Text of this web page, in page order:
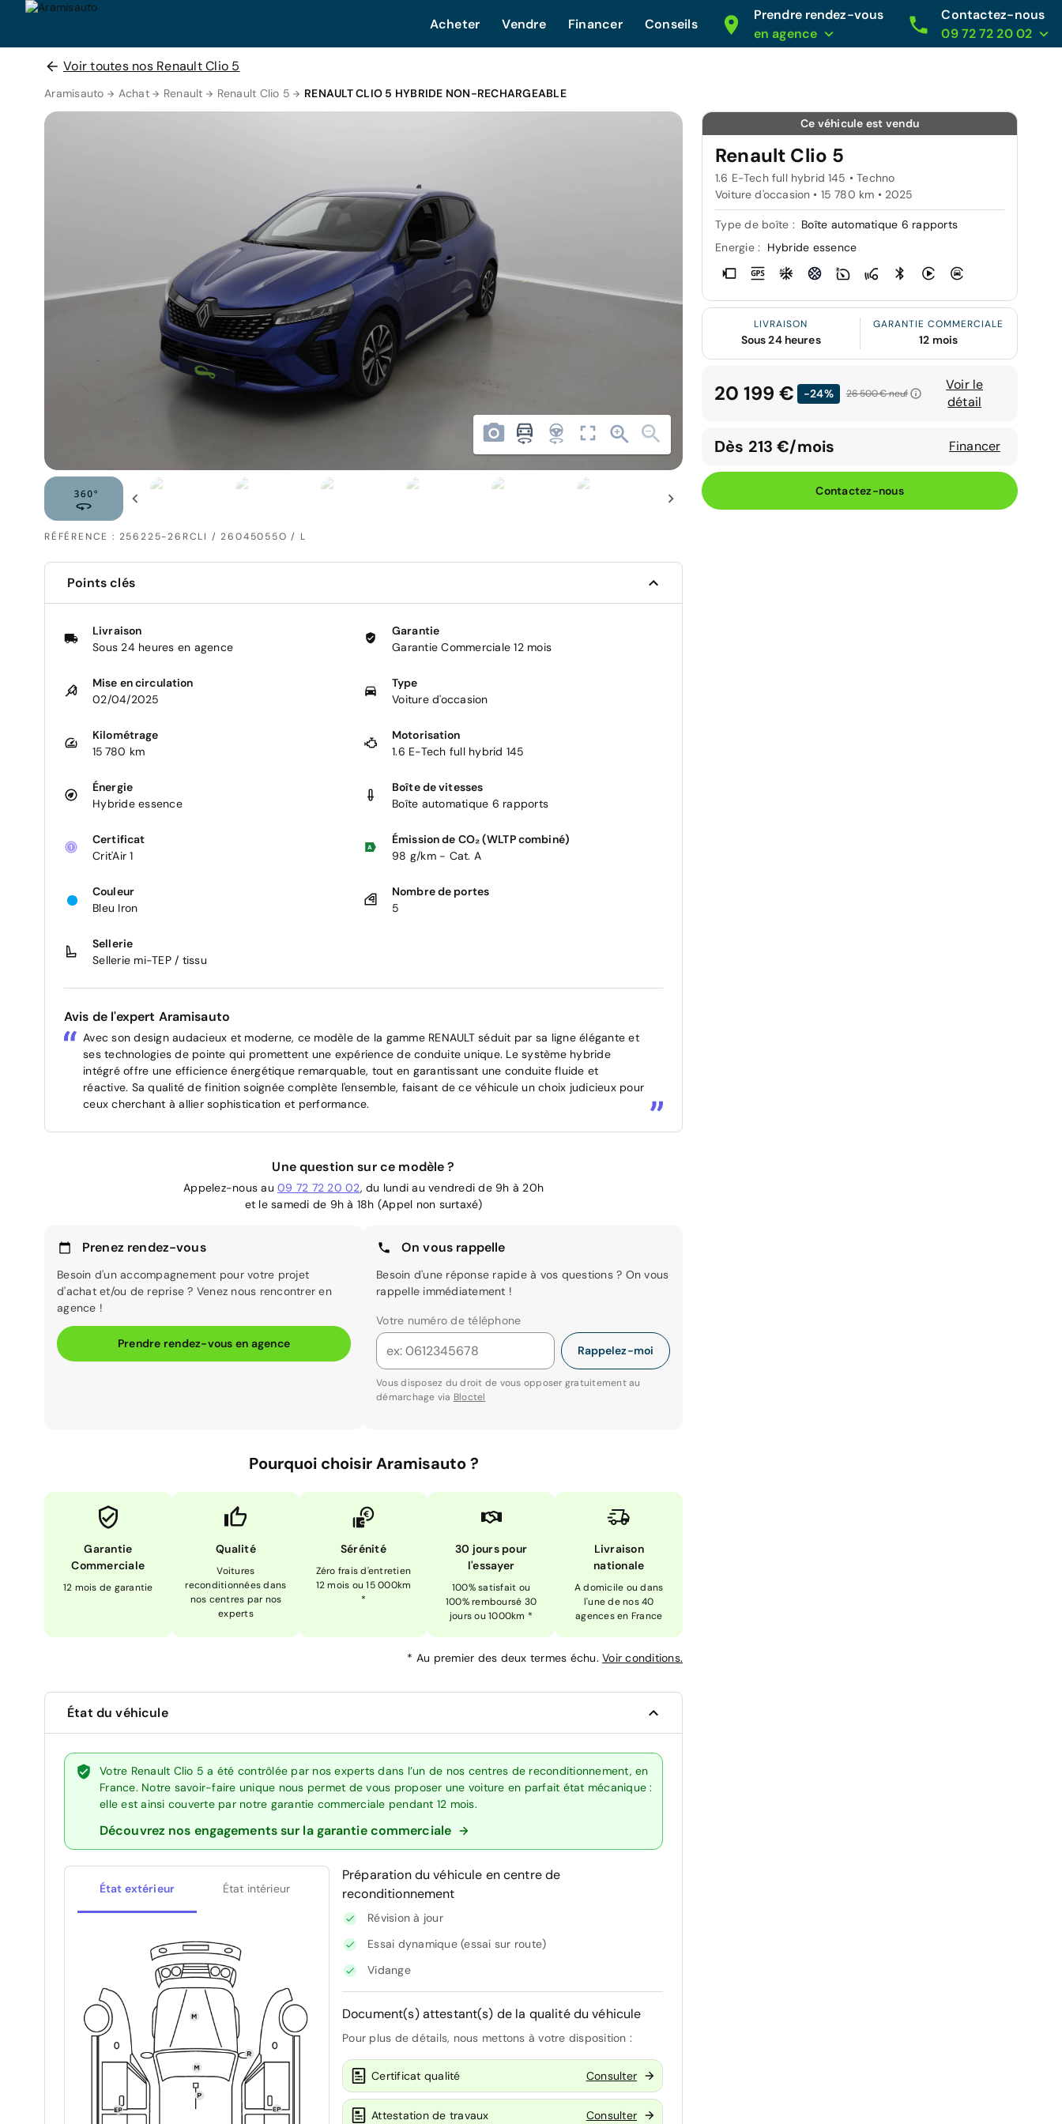
Acheter Vendre Financer Conseils
Prendre rendez-vous
en agence
Contactez-nous
09 72 72 20 02
Voir toutes nos Renault Clio 5
Aramisauto Achat Renault Renault Clio 5 RENAULT CLIO 5 HYBRIDE NON-RECHARGEABLE
RÉFÉRENCE : 256225-26RCLI / 26045055O / L
Ce véhicule est vendu
Renault Clio 5
1.6 E-Tech full hybrid 145 • Techno
Voiture d'occasion • 15 780 km • 2025
Type de boîte : Boîte automatique 6 rapports
Energie :
Hybride essence
LIVRAISON
Sous 24 heures
GARANTIE COMMERCIALE
12 mois
20 199 € -24% 26 500 €neuf
Voir le
détail
Dès 213 €/mois Financer
Contactez-nous
Points clés
Livraison
Sous 24 heures en agence
Garantie
Garantie Commerciale 12 mois
Mise en circulation
02/04/2025
Type
Voiture d'occasion
Kilométrage
15 780 km
Motorisation
1.6 E-Tech full hybrid 145
Énergie
Hybride essence
Boîte de vitesses
Boîte automatique 6 rapports
Certificat
Crit'Air 1
Émission de CO₂ (WLTP combiné)
98 g/km - Cat. A
Couleur
Bleu Iron
Nombre de portes
5
Sellerie
Sellerie mi-TEP / tissu
Avis de l'expert Aramisauto
Avec son design audacieux et moderne, ce modèle de la gamme RENAULT séduit par sa ligne élégante et
ses technologies de pointe qui promettent une expérience de conduite unique. Le système hybride
intégré offre une efficience énergétique remarquable, tout en garantissant une conduite fluide et
réactive. Sa qualité de finition soignée complète l'ensemble, faisant de ce véhicule un choix judicieux pour
ceux cherchant à allier sophistication et performance.
Une question sur ce modèle ?
Appelez-nous au 09 72 72 20 02, du lundi au vendredi de 9h à 20h
et le samedi de 9h à 18h (Appel non surtaxé)
Prenez rendez-vous
Besoin d'un accompagnement pour votre projet
d'achat et/ou de reprise ? Venez nous rencontrer en
agence !
Prendre rendez-vous en agence
On vous rappelle
Besoin d'une réponse rapide à vos questions ? On vous
rappelle immédiatement !
Votre numéro de téléphone
Rappelez-moi
Vous disposez du droit de vous opposer gratuitement au
démarchage via Bloctel
Pourquoi choisir Aramisauto ?
Garantie
Commerciale
12 mois de garantie
Qualité
Voitures
reconditionnées dans
nos centres par nos
experts
Sérénité
Zéro frais d'entretien
12 mois ou 15 000km
*
30 jours pour
l'essayer
100% satisfait ou
100% remboursé 30
jours ou 1000km *
Livraison
nationale
A domicile ou dans
l'une de nos 40
agences en France
* Au premier des deux termes échu. Voir conditions.
État du véhicule
Votre Renault Clio 5 a été contrôlée par nos experts dans l’un de nos centres de reconditionnement, en
France. Notre savoir-faire unique nous permet de vous proposer une voiture en parfait état mécanique :
elle est ainsi couverte par notre garantie commerciale pendant 12 mois.
Découvrez nos engagements sur la garantie commerciale
État extérieur État intérieur
Préparation du véhicule en centre de
reconditionnement
Révision à jour
Essai dynamique (essai sur route)
Vidange
Document(s) attestant(s) de la qualité du véhicule
Pour plus de détails, nous mettons à votre disposition :
Certificat qualité Consulter
Attestation de travaux Consulter